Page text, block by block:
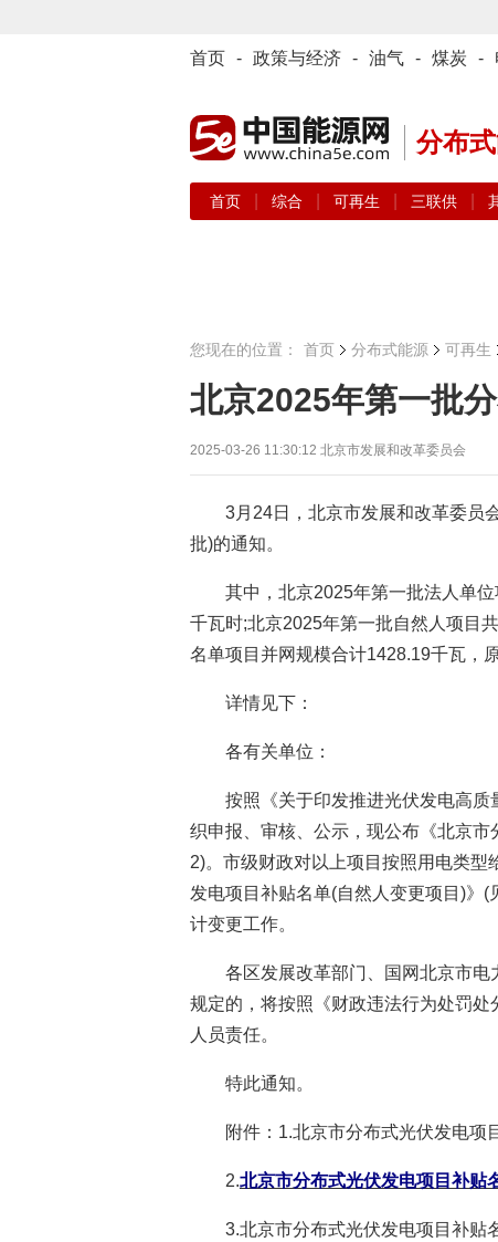
首页 - 政策与经济 - 油气 - 煤炭 -
分布
首页 综合 可再生 三联供
您现在的位置： 首页 分布式能源 可再生
北京2025年第一批
2025-03-26 11:30:12 北京市发展和改革委员会
3月24日，北京市发展和改革委员
批)的通知。
其中，北京2025年第一批法人单
千瓦时;北京2025年第一批自然人项目
名单项目并网规模合计1428.19千瓦，
详情见下：
各有关单位：
按照《关于印发推进光伏发电高
织申报、审核、公示，现公布《北京市
2)。市级财政对以上项目按照用电类
发电项目补贴名单(自然人变更项目)》
计变更工作。
各区发展改革部门、国网北京市
规定的，将按照《财政违法行为处罚
人员责任。
特此通知。
附件：1.北京市分布式光伏发电项
2.北京市分布式光伏发电项目补贴
3.北京市分布式光伏发电项目补贴